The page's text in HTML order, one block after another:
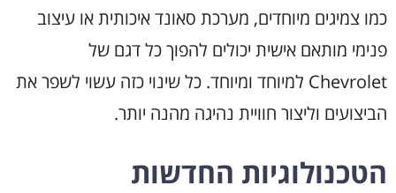
כמו צמיגים מיוחדים, מערכת סאונד איכותית או עיצוב
פנימי מותאם אישית יכולים להפוך כל דגם של
Chevrolet למיוחד ומיוחד. כל שינוי כזה עשוי לשפר את
הביצועים וליצור חוויית נהיגה מהנה יותר.
הטכנולוגיות החדשות